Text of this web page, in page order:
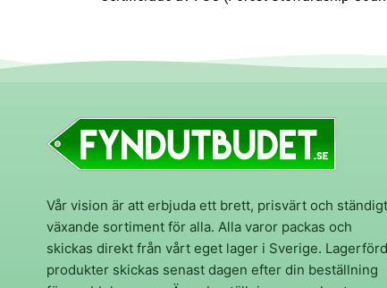
Vår vision är att erbjuda ett brett, prisvärt och ständigt
växande sortiment för alla. Alla varor packas och
skickas direkt från vårt eget lager i Sverige.
produkter skickas senast dagen efter din beställning